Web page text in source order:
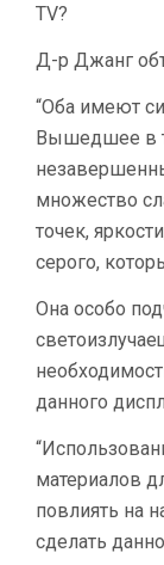
TV?
Д-р Джанг
“Оба имеют
Вышедшее в
множество
точек,
серого,
Она особо
данного
материалов
повлиять на
сделать